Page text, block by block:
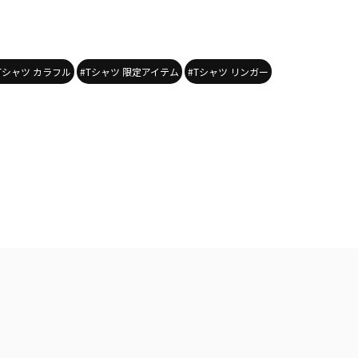
ャツ カラフル #Tシャツ 限定アイテム #Tシャツ リンガー